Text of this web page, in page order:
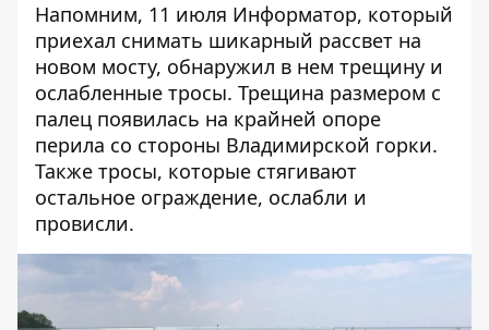
Напомним, 11 июля Информатор, который
приехал снимать шикарный рассвет на
новом мосту, обнаружил в нем трещину и
ослабленные тросы. Трещина размером с
палец появилась на крайней опоре
перила со стороны Владимирской горки.
Также тросы, которые стягивают
остальное ограждение, ослабли и
провисли.